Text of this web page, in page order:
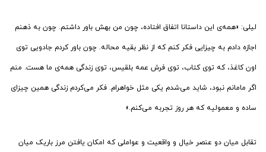
لیلی: «همه‌ی این داستانا اتفاق افتاده، چون من بهش باور داشتم. چون به ذهنم
اجازه دادم به چیزایی فکر کنم که از نظر بقیه محاله. چون باور کردم جادویی توی
اون کاغذ، که توی کتاب، توی فرش عمه بلقیس، توی زندگی همه‌ی ما هست. منم
اگر مامانم نبود، شاید می‌شدم یکی مثل خواهرام. فکر می‌کردم زندگی همین چیزای
ساده و معمولیه که هر روز تجربه می‌کنم.»
تقابل میان دو عنصر خیال و واقعیت و عواملی که امکان یافتن مرز باریک میان